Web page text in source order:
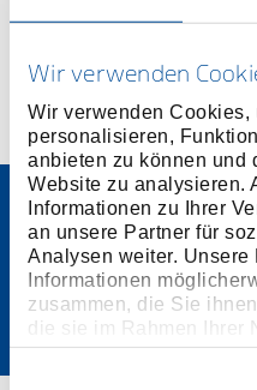
Wir verwenden
Wir verwenden Cookies,
personalisieren,
anbieten zu können und
Website zu analysieren.
Informationen zu Ihrer
an unsere Partner für
Analysen weiter. Unsere
Informationen
zusammen, die Sie
die sie im Rahmen Ihrer
gesammelt haben.
Einwilligungsauswahl